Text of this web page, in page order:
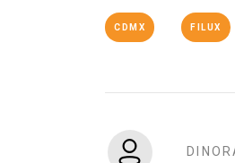
CDMX FILUX